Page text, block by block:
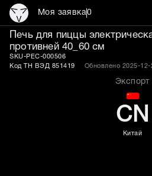
Моя заявка0
Печь для
Печь для пиццы
противней 40_60 см
SKU-PEC-000506
Код ТН ВЭД 851419
Обновлено 2025-12-
Экспорт
CN
Китай